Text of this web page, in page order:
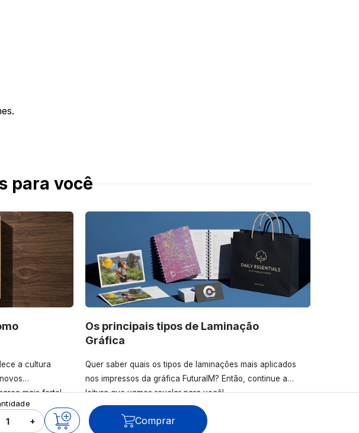
para você
a cultura
mais forte!
Os principais tipos de Laminação
Gráfica
Quer saber quais os tipos de laminações mais aplicados
nos impressos da gráfica FuturaIM? Então, continue a
leitura que vamos revelar para você!
+ Comprar